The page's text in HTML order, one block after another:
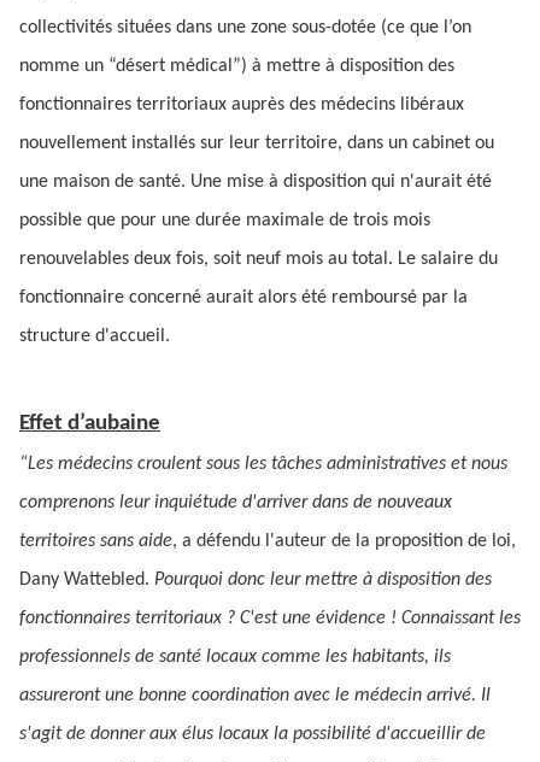
collectivités situées dans une zone sous-dotée (ce que l’on
nomme un “désert médical”) à mettre à disposition des
fonctionnaires territoriaux auprès des médecins libéraux
nouvellement installés sur leur territoire, dans un cabinet ou
une maison de santé. Une mise à disposition qui n'aurait été
possible que pour une durée maximale de trois mois
renouvelables deux fois, soit neuf mois au total. Le salaire du
fonctionnaire concerné aurait alors été remboursé par la
structure d'accueil.
Effet d’aubaine
“Les médecins croulent sous les tâches administratives et nous
comprenons leur inquiétude d'arriver dans de nouveaux
territoires sans aide, a défendu l'auteur de la proposition de loi,
Dany Wattebled. Pourquoi donc leur mettre à disposition des
fonctionnaires territoriaux ? C'est une évidence ! Connaissant les
professionnels de santé locaux comme les habitants, ils
assureront une bonne coordination avec le médecin arrivé. Il
s'agit de donner aux élus locaux la possibilité d'accueillir de